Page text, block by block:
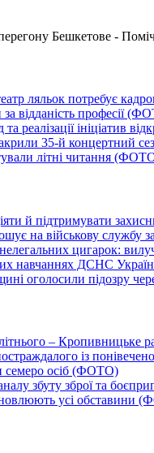
Бешкетове -
ляльок потребує
відданість професії
та реалізації
35-й концертний
літні читання
й підтримувати
на військову службу
цигарок:
навчаннях ДСНС
оголосили підозру
– Кропивницьке
із
семеро осіб (ФОТО)
збуту зброї та
усі обставини